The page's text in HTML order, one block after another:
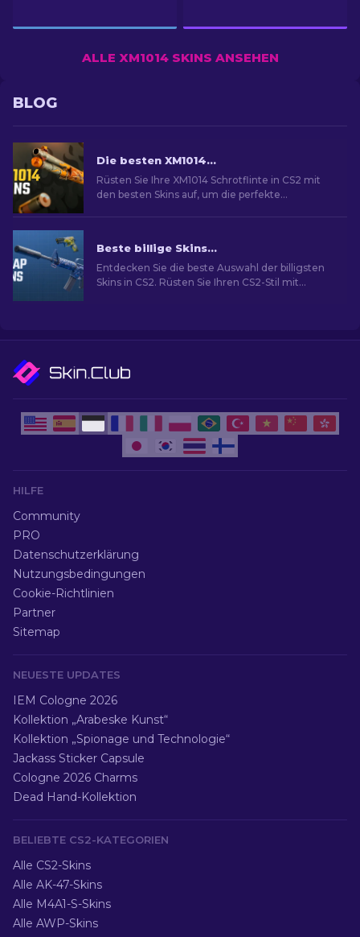
ALLE XM1014 SKINS ANSEHEN
BLOG
Die besten XM1014 Skins in CS2 [2026]
Rüsten Sie Ihre XM1014 Schrotflinte in CS2 mit
den besten Skins auf, um die perfekte
Beste billige Skins in CS2 [2026]
Entdecken Sie die beste Auswahl der billigsten
Skins in CS2. Rüsten Sie Ihren CS2-Stil mit
HILFE
Community
PRO
Datenschutzerklärung
Nutzungsbedingungen
Cookie-Richtlinien
Partner
Sitemap
NEUESTE UPDATES
IEM Cologne 2026
Kollektion „Arabeske Kunst“
Kollektion „Spionage und Technologie“
Jackass Sticker Capsule
Cologne 2026 Charms
Dead Hand-Kollektion
BELIEBTE CS2-KATEGORIEN
Alle CS2-Skins
Alle AK-47-Skins
Alle M4A1-S-Skins
Alle AWP-Skins